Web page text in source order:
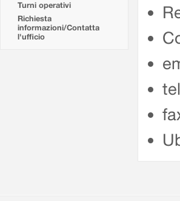
Turni operativi
Richiesta
informazioni/Contatta
l'ufficio